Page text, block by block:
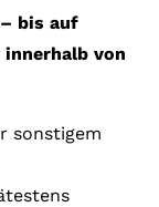
bis auf
innerhalb von
sonstigem